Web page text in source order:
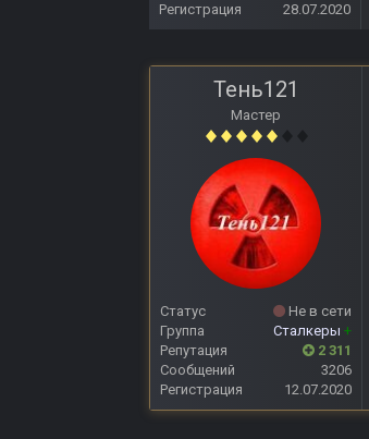
Регистрация
28.07.2020
Тень121
Мастер
Статус
Не в сети
Группа
Сталкеры +
Репутация
2 311
Сообщений
3206
Регистрация
12.07.2020